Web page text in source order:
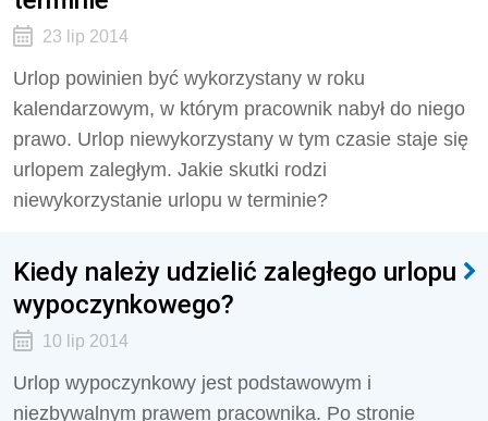
23 lip 2014
Urlop powinien być wykorzystany w roku
kalendarzowym, w którym pracownik nabył do niego
prawo. Urlop niewykorzystany w tym czasie staje się
urlopem zaległym. Jakie skutki rodzi
niewykorzystanie urlopu w terminie?
Kiedy należy udzielić zaległego urlopu
wypoczynkowego?
10 lip 2014
Urlop wypoczynkowy jest podstawowym i
niezbywalnym prawem pracownika. Po stronie